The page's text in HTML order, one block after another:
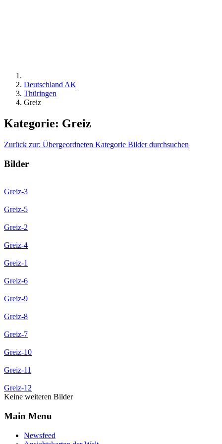
Deutschland AK
Thüringen
Greiz
Kategorie: Greiz
Zurück zur: Übergeordneten Kategorie Bilder durchsuchen
Bilder
Greiz-3
Greiz-5
Greiz-2
Greiz-4
Greiz-1
Greiz-6
Greiz-9
Greiz-8
Greiz-7
Greiz-10
Greiz-11
Greiz-12
Keine weiteren Bilder
Main Menu
Newsfeed